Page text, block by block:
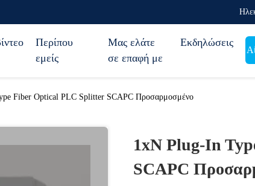
Περίπου
εμείς
Μας ελάτε
σε επαφή με
Εκδηλώσεις
Fiber Optical PLC Splitter SCAPC Προσαρμοσμένο
1xN Plug-In
SCAPC